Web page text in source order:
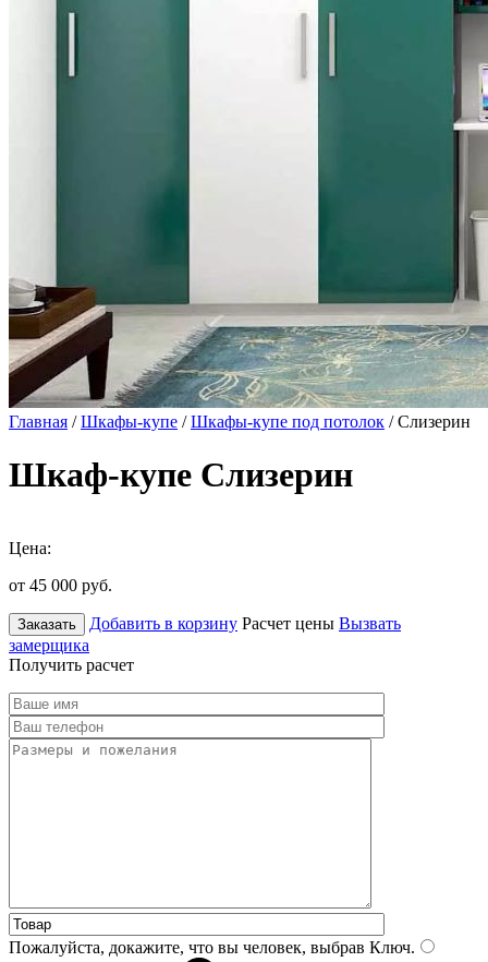
Главная /Шкафы-купе /Шкафы-купе под потолок / Слизерин
Шкаф-купе Слизерин
Цена:
от 45 000 руб.
Заказать Добавить в корзину Расчет цены Вызвать
замерщика
Получить расчет
Пожалуйста, докажите, что вы человек, выбрав Ключ.